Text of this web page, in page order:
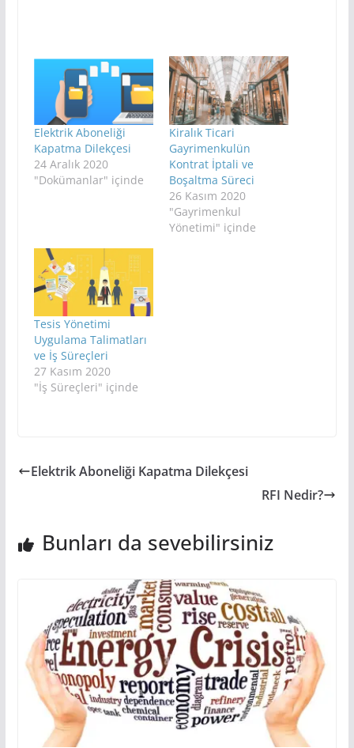
Elektrik Aboneliği
Kapatma Dilekçesi
24 Aralık 2020
"Dokümanlar" içinde
Kiralık Ticari
Gayrimenkulün
Kontrat İptali ve
Boşaltma Süreci
26 Kasım 2020
"Gayrimenkul
Yönetimi" içinde
Tesis Yönetimi
Uygulama Talimatları
ve İş Süreçleri
27 Kasım 2020
"İş Süreçleri" içinde
Elektrik Aboneliği Kapatma Dilekçesi
RFI Nedir?
Bunları da sevebilirsiniz